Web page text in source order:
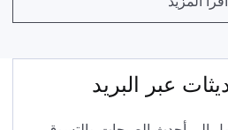
عبر البريد